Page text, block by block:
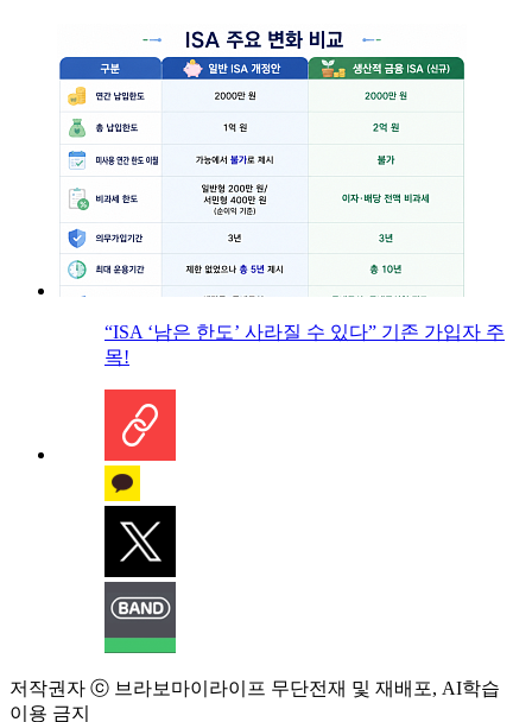
“ISA ‘남은 한도’ 사라질 수 있다” 기존 가입자 주
목!
저작권자 ⓒ 브라보마이라이프 무단전재 및 재배포, AI학습
이용 금지